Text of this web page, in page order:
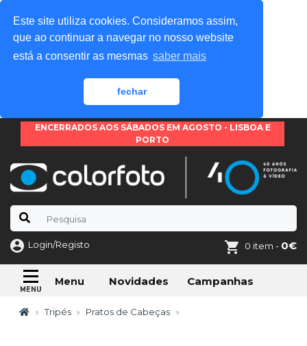
Este site utiliza cookies. Consideramos assim,
que ao continuar a navegar no nosso website
está a consentir as mesmas saber mais
fechar
ENCERRADOS AOS SÁBADOS EM AGOSTO - LISBOA E
PORTO
Login/Registo 0 item - 0€
Menu Novidades Campanhas
Tripés Pratos de Cabeças